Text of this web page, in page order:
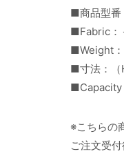
■商品型番
■Fabric：
■Weight
■寸法：
■Capacity
※こちらの
ご注文受